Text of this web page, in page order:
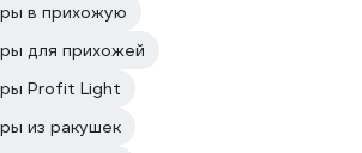
в прихожую
для прихожей
Profit Light
из ракушек